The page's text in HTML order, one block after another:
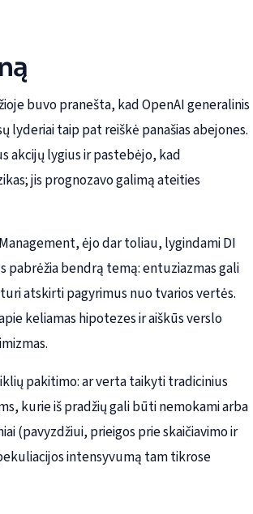
buvo pranešta, kad OpenAI generalinis
taip pat reiškė panašias abejones.
akcijų lygius ir pastebėjo, kad
jis prognozavo galimą ateities
ėjo dar toliau, lygindami DI
pabrėžia bendrą temą: entuziazmas gali
atskirti pagyrimus nuo tvarios vertės.
keliamas hipotezes ir aiškūs verslo
pakitimo: ar verta taikyti tradicinius
kurie iš pradžių gali būti nemokami arba
(pavyzdžiui, prieigos prie skaičiavimo ir
intensyvumą tam tikrose